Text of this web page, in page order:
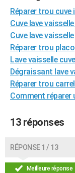
BONS PLANS
CARTE DE VOEUX
Carte de Noël
Carte Bonne année
Carte Saint-Valentin
Carte Pâques
Carte d'anniversaire
DICTIONNAIRE
Dictionnaire
Biographies
Citations
Expressions
Proverbes
PROGRAMME TV
COPAINS D'AVANT
Avis de recherche
FORUM
Bricolage
Lifestyle
Culture
Sport
Auto
Television
Voyage
Cinema
Réparer trou cuve
Cuve lave
Cuve lave vaisselle
Réparer trou placo
Lave vaisselle
Dégraissant lave
Réparer trou
Comment réparer
13 réponses
RÉPONSE 1 / 13
Meilleure réponse